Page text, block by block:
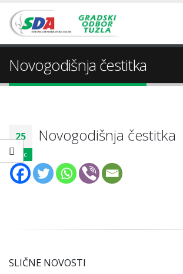
Novogodišnja čestitka
25
dec
Novogodišnja čestitka
SLIČNE NOVOSTI